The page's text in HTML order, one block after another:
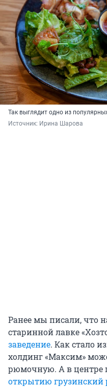
Так выглядит одно из
Источник: Ирина Шарова
Ранее мы писали, что
старинной лавке
заведение. Как стало
холдинг «Максим»
рюмочную. А в центре
открытию грузинский